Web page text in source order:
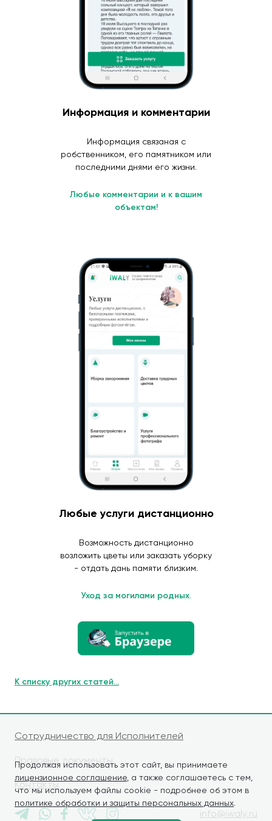
Продолжая использовать этот сайт, вы принимаете
лицензионное соглашение , а также соглашаетесь с тем,
что мы используем файлы cookie - подробнее об этом в
политике обработки и защиты персональных данных.
Информация и комментарии
Информация связаная с
робственником, его памятником или
последними днями его жизни.
Любые комментарии и к вашим
объектам!
Любые услуги дистанционно
Возможность дистанционно
возложить цветы или заказать уборку
- отдать дань памяти близким.
Уход за могилами родных.
К списку других статей...
Сотрудничество для Исполнителей
Правовые документы
Контакты
info@iwaly.ru